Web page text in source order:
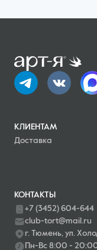
КЛИЕНТАМ
Доставка
КОНТАКТЫ
+7 (3452) 604-644
club-tort@mail.ru
г. Тюмень, ул.
Пн-Вс 8:00 -